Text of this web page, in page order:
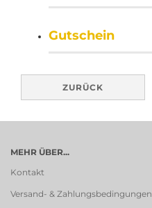
Gutschein
ZURÜCK
MEHR ÜBER...
Kontakt
Versand- & Zahlungsbedingungen